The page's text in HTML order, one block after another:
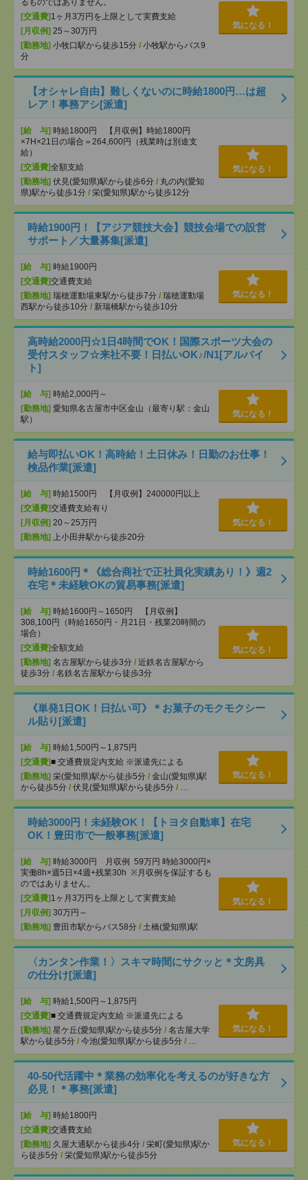
るものではありません。
[交通費] 1ヶ月3万円を上限として実費支給
[月収例] 25～30万円
[勤務地] 小牧口駅から徒歩15分 / 小牧駅からバス9
分
気になる！
【オシャレ自由】難しくないのに時給1800円…は超
レア！事務アシ[派遣]
[給 与] 時給1800円 【月収例】時給1800円
×7H×21日の場合＝264,600円（残業時は別途支
給）
[交通費]全額支給
[勤務地] 伏見(愛知県)駅から徒歩6分 / 丸の内(愛知
県)駅から徒歩1分 / 栄(愛知県)駅から徒歩12分
気になる！
時給1900円！【アジア競技大会】競技会場での設営
サポート／大量募集[派遣]
[給 与] 時給1900円
[交通費]交通費支給
[勤務地] 瑞穂運動場東駅から徒歩7分 / 瑞穂運動場
西駅から徒歩10分 / 新瑞橋駅から徒歩10分
気になる！
高時給2000円☆1日4時間でOK！国際スポーツ大会の
受付スタッフ☆来社不要！日払いOK♪/N1[アルバイ
ト]
[給 与] 時給2,000円～
[勤務地] 愛知県名古屋市中区金山（最寄り駅：金山
駅）
気になる！
給与即払いOK！高時給！土日休み！日勤のお仕事！
検品作業[派遣]
[給 与] 時給1500円 【月収例】240000円以上
[交通費]交通費支給有り
[月収例] 20～25万円
[勤務地] 上小田井駅から徒歩20分
気になる！
時給1600円＊《総合商社で正社員化実績あり！》週2
在宅＊未経験OKの貿易事務[派遣]
[給 与] 時給1600円～1650円 【月収例】
308,100円（時給1650円・月21日・残業20時間の
場合）
[交通費]全額支給
[勤務地] 名古屋駅から徒歩3分 / 近鉄名古屋駅から
徒歩3分 / 名鉄名古屋駅から徒歩3分
気になる！
《単発1日OK！日払い可》＊お菓子のモクモクシー
ル貼り[派遣]
[給 与] 時給1,500円～1,875円
[交通費]■ 交通費規定内支給 ※派遣先による
[勤務地] 栄(愛知県)駅から徒歩5分 / 金山(愛知県)駅
から徒歩5分 / 伏見(愛知県)駅から徒歩5分 / …
気になる！
時給3000円！未経験OK！【トヨタ自動車】在宅
OK！豊田市で一般事務[派遣]
[給 与] 時給3000円 月収例 59万円 時給3000円×
実働8h×週5日×4週+残業30h ※月収例を保証するも
のではありません。
[交通費] 1ヶ月3万円を上限として実費支給
[月収例] 30万円～
[勤務地] 豊田市駅からバス58分 / 土橋(愛知県)駅
気になる！
〈カンタン作業！〉スキマ時間にサクッと＊文房具
の仕分け[派遣]
[給 与] 時給1,500円～1,875円
[交通費]■ 交通費規定内支給 ※派遣先による
[勤務地] 星ケ丘(愛知県)駅から徒歩5分 / 名古屋大学
駅から徒歩5分 / 今池(愛知県)駅から徒歩5分 / …
気になる！
40-50代活躍中＊業務の効率化を考えるのが好きな方
必見！＊事務[派遣]
[給 与] 時給1800円
[交通費]交通費支給
[勤務地] 久屋大通駅から徒歩4分 / 栄町(愛知県)駅か
ら徒歩5分 / 栄(愛知県)駅から徒歩5分
気になる！